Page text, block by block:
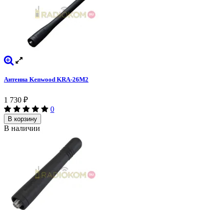
Антенна Kenwood KRA-26M2
1 730 ₽
0
В корзину
В наличии